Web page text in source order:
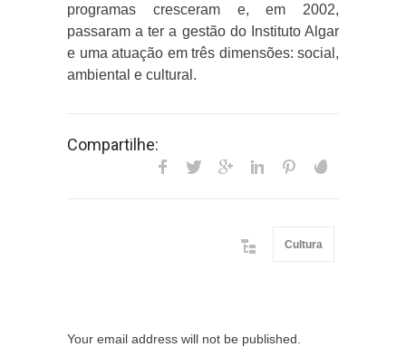
programas cresceram e, em 2002,
passaram a ter a gestão do Instituto Algar
e uma atuação em três dimensões: social,
ambiental e cultural.
Compartilhe:
Cultura
Your email address will not be published.